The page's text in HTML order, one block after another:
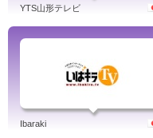
YTS山形テレビ
Ibaraki